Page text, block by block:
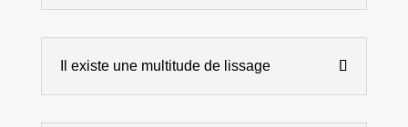
Il existe une multitude de lissage